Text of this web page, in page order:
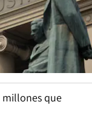
millones que